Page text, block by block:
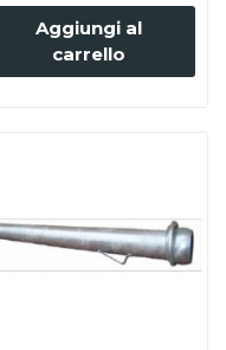
Aggiungi al
carrello